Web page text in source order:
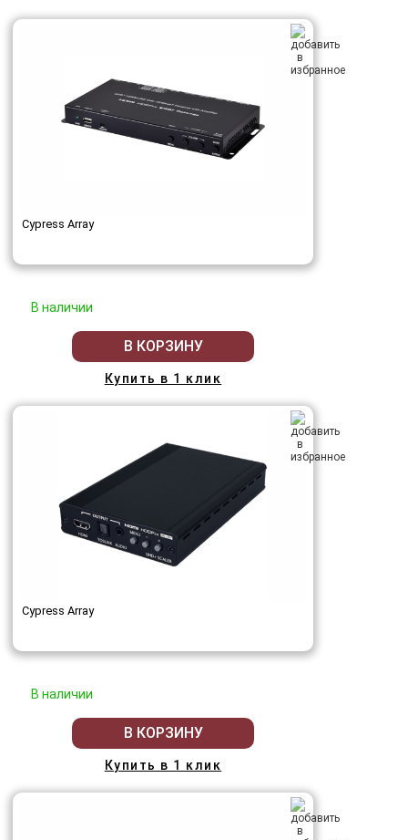
Cypress Array
В наличии
В КОРЗИНУ
Купить в 1 клик
Cypress Array
В наличии
В КОРЗИНУ
Купить в 1 клик